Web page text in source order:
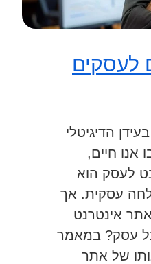
לעסקים
הדיגיטלי
אנו חיים,
לעסק הוא
עסקית. אך
אינטרנט
עסק? במאמר
של אתר